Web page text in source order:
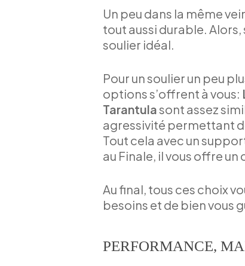
Un peu dans la même
tout aussi durable.
soulier idéal.
Pour un soulier un peu
options s’offrent à vous:
Tarantulasont assez
agressivité permettant
Tout cela avec un
au Finale, il vous offre
Au final, tous ces choix
besoins et de bien vous
PERFORMANCE,